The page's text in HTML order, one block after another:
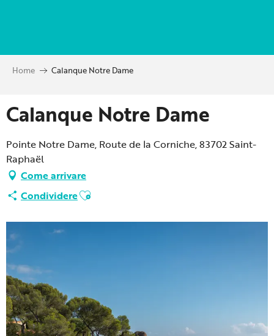
principal
Home Calanque Notre Dame
Calanque Notre Dame
Pointe Notre Dame, Route de la Corniche, 83702 Saint-
Raphaël
Come arrivare
CondividereAjouter aux favoris